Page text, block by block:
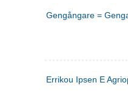
Gengångare =
Errikou Ipsen E